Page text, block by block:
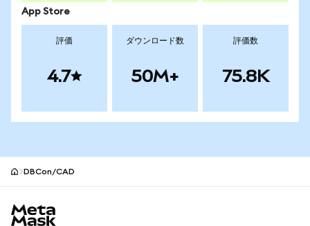
App Store
評価
4.7
ダウンロード数
50M+
評価数
75.8K
DBCon/CAD